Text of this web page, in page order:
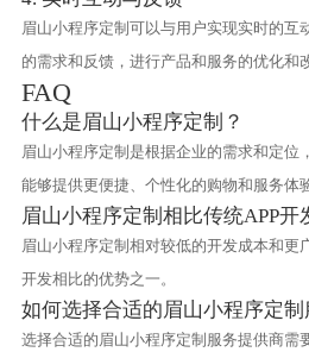
眉山小程序定制可以与用户实现实时的互
的需求和反馈，进行产品和服务的优化和
FAQ
什么是眉山小程序定制？
眉山小程序定制是根据企业的需求和定位
能够提供更便捷、个性化的购物和服务体
眉山小程序定制相比传统APP开
眉山小程序定制相对较低的开发成本和更
开发相比的优势之一。
如何选择合适的眉山小程序定制
选择合适的眉山小程序定制服务提供商需